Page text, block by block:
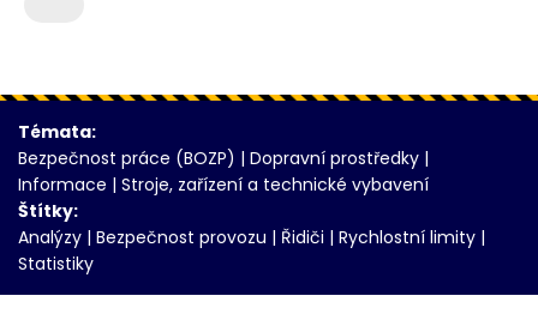
Témata:
Bezpečnost práce (BOZP) | Dopravní prostředky |
Informace | Stroje, zařízení a technické vybavení
Štítky:
Analýzy | Bezpečnost provozu | Řidiči | Rychlostní limity |
Statistiky